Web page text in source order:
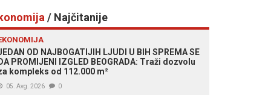
/ Najčitanije
OD NAJBOGATIJIH LJUDI U BIH SPREMA SE
PROMIJENI IZGLED BEOGRADA: Traži dozvolu
kompleks od 112.000 m²
05. Avg. 2026 0